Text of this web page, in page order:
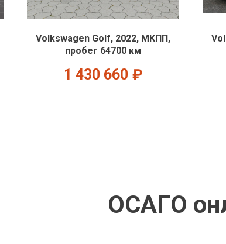
Volkswagen Golf, 2022, МКПП,
пробег 64700 км
1 430 660 ₽
ОСАГО